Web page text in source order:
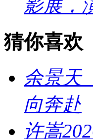
影展，
猜你喜欢
余景天
向奔赴
许嵩